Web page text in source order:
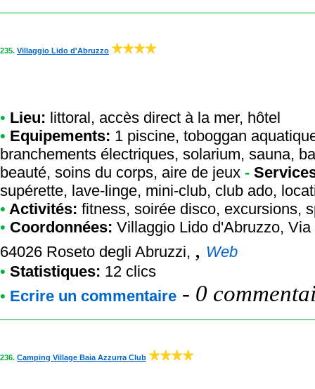
235. Villaggio Lido d'Abruzzo
• Lieu: littoral, accès direct à la mer, hôtel
• Equipements: 1 piscine, toboggan
branchements électriques, solarium, sauna,
beauté, soins du corps, aire de jeux -
supérette, lave-linge, mini-club, club ado,
• Activités: fitness, soirée disco, excursions,
• Coordonnées: Villaggio Lido d'Abruzzo,
64026 Roseto degli Abruzzi, , Web
• Statistiques: 12 clics
• Ecrire un commentaire - 0
236. Camping Village Baia Azzurra Club